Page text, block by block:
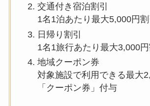
交通付き宿泊割引
1名1泊あたり最大5,000円割
日帰り割引
1名1旅行あたり最大3,000円
地域クーポン券
対象施設で利用できる最大
「クーポン券」付与